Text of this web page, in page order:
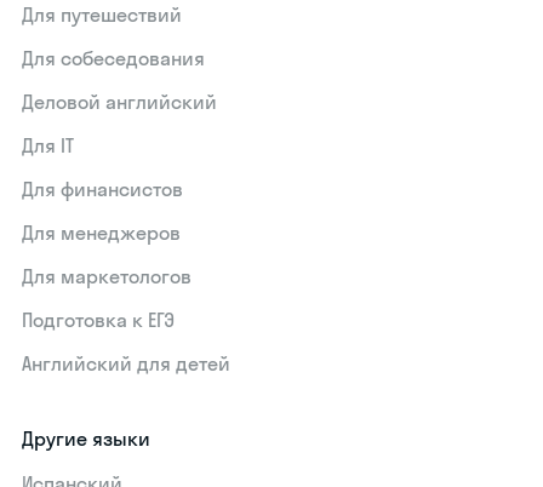
Для путешествий
Для собеседования
Деловой английский
Для IT
Для финансистов
Для менеджеров
Для маркетологов
Подготовка к ЕГЭ
Английский для детей
Другие языки